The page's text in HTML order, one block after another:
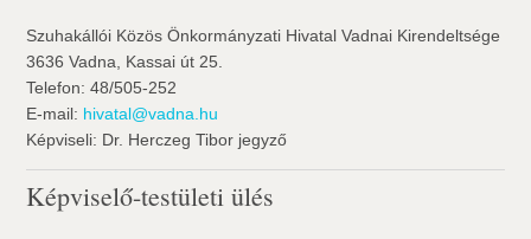
Szuhakállói Közös Önkormányzati Hivatal Vadnai Kirendeltsége
3636 Vadna, Kassai út 25.
Telefon: 48/505-252
E-mail: hivatal@vadna.hu
Képviseli: Dr. Herczeg Tibor jegyző
Képviselő-testületi ülés